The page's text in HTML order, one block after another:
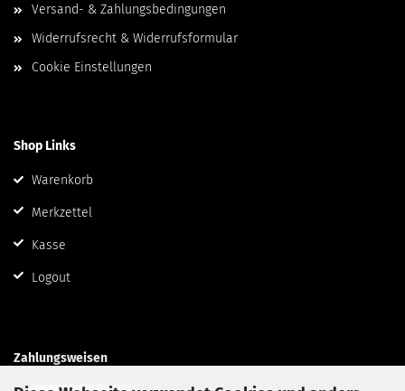
Versand- & Zahlungsbedingungen
Widerrufsrecht & Widerrufsformular
Cookie Einstellungen
Shop Links
Warenkorb
Merkzettel
Kasse
Logout
Zahlungsweisen